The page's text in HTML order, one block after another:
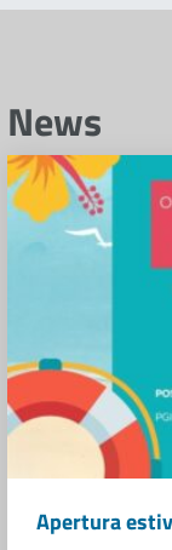
News
Apertura